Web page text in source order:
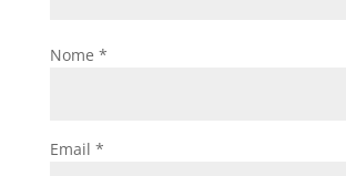
Nome *
Email *